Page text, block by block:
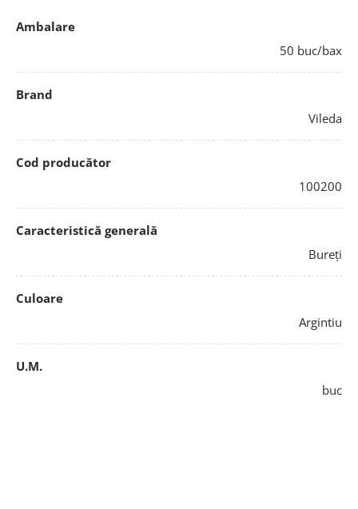
Ambalare
50 buc/bax
Brand
Vileda
Cod producător
100200
Caracteristică generală
Bureți
Culoare
Argintiu
U.M.
buc